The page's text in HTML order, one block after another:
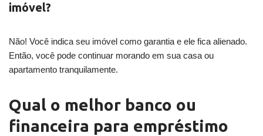
imóvel?
Não! Você indica seu imóvel como garantia e ele fica alienado.
Então, você pode continuar morando em sua casa ou
apartamento tranquilamente.
Qual o melhor banco ou
financeira para empréstimo